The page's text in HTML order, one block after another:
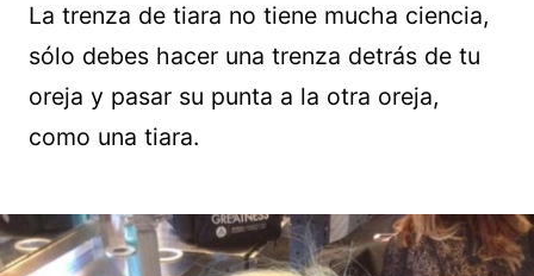
La trenza de tiara no tiene mucha ciencia,
sólo debes hacer una trenza detrás de tu
oreja y pasar su punta a la otra oreja,
como una tiara.